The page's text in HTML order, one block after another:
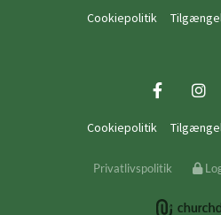
Cookiepolitik
Cookiepolitik
Privatlivspolitik